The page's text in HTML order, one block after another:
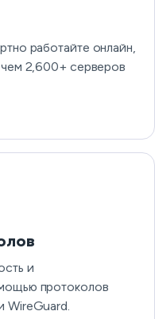
работайте онлайн,
2,600+ серверов
и
протоколов
WireGuard.